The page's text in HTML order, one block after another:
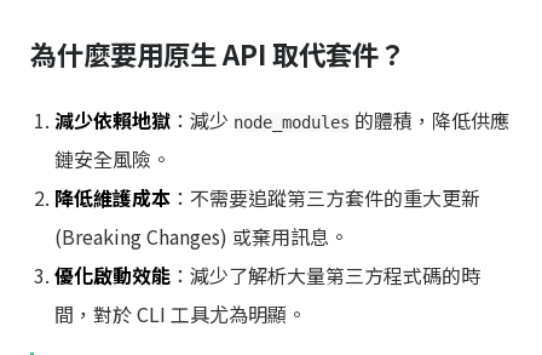
為什麼要用原生 API 取代套件？
減少依賴地獄 ：減少 node_modules 的體積，降低供應
鏈安全風險。
降低維護成本 ：不需要追蹤第三方套件的重大更新
(Breaking Changes) 或棄用訊息。
優化啟動效能 ：減少了解析大量第三方程式碼的時
間，對於 CLI 工具尤為明顯。